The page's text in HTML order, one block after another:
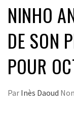
NINHO
DE SON
POUR
Par Inès Daoud